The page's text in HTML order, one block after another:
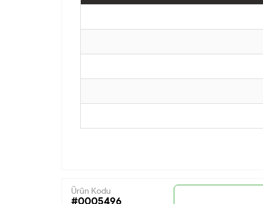
Ürün Kodu
#0005496